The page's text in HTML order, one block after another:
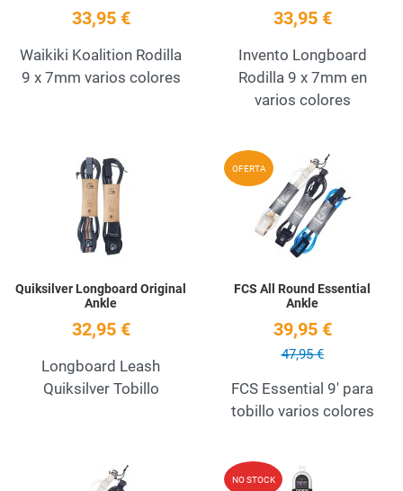
33,95 €
Waikiki Koalition Rodilla
9 x 7mm varios colores
33,95 €
Invento Longboard
Rodilla 9 x 7mm en
varios colores
Add to Wishlist
Quiksilver Longboard Original
Ankle
32,95 €
Longboard Leash
Quiksilver Tobillo
OFERTA
FCS All Round Essential
Ankle
39,95 €
47,95 €
FCS Essential 9' para
tobillo varios colores
Add to Wishlist
NO STOCK